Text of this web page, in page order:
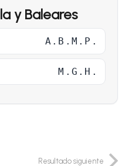
y Baleares
A.B.M.P.
M.G.H.
Resultado siguiente